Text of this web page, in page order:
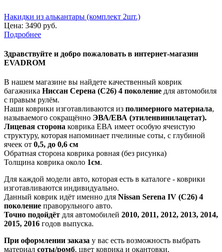
Накидки из алькантары (комплект 2шт.)
Цена: 3490 руб.
Подробнее
Здравствуйте и добро пожаловать в интернет-магазин
EVADROM
В нашем магазине вы найдете качественный коврик
багажника Ниссан Серена (C26) 4 поколение для автомобиля
с правым рулём.
Наши коврики изготавливаются из полимерного материала,
называемого сокращённо ЭВА/ЕВА (этиленвинилацетат).
Лицевая сторона коврика ЕВА имеет особую ячеистую
структуру, которая напоминает пчелиные соты, с глубиной
ячеек от 0,5, до 0,6 см
Обратная сторона коврика ровная (без рисунка)
Толщина коврика около 1см.
Для каждой модели авто, которая есть в каталоге - коврики
изготавливаются индивидуально.
Данный коврик идёт именно для Nissan Serena IV (C26) 4
поколение праворульного авто.
Точно подойдёт для автомобилей 2010, 2011, 2012, 2013, 2014,
2015, 2016 годов выпуска.
При оформлении заказа у вас есть возможность выбрать
материал соты/ромб, цвет коврика и окантовки.